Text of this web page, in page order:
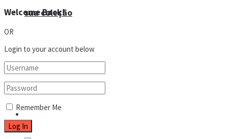
sua coleção
Espaço do colecionador
Welcome Back!
OR
Login to your account below
Remember Me